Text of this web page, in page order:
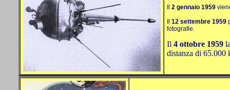
2 gennaio 1959
12 settembre 1959
fotografie.
Il 4 ottobre 1959
distanza di 65.000